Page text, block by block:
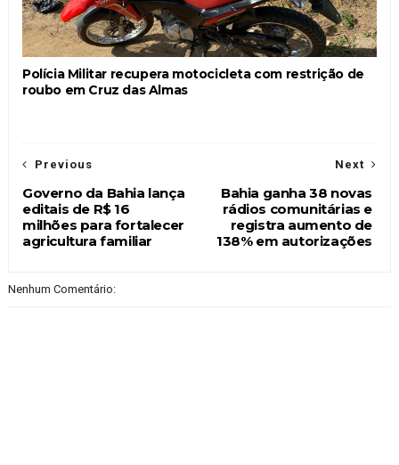
Polícia Militar recupera motocicleta com restrição de
roubo em Cruz das Almas
Next
Bahia ganha 38 novas
rádios comunitárias e
registra aumento de
138% em autorizações
Previous
Governo da Bahia lança
editais de R$ 16
milhões para fortalecer
agricultura familiar
Nenhum Comentário: